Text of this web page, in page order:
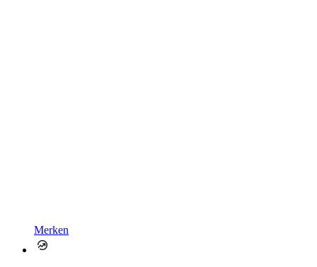
Merken